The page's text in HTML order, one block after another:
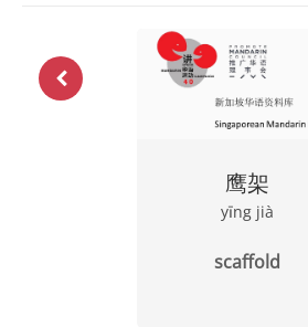
鹰架
yīng jià
scaffold